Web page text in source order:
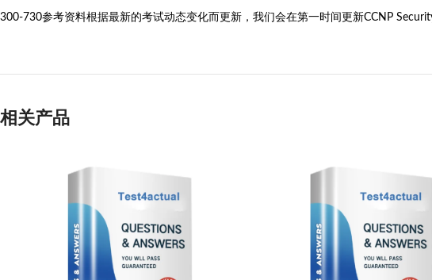
300-730参考资料根据最新的考试动态变化而更新，我们会在第一时间更新CCNP
相关产品